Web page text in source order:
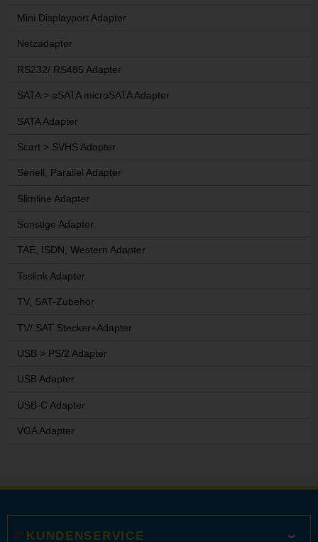
Mini Displayport Adapter
Netzadapter
RS232/ RS485 Adapter
SATA > eSATA microSATA Adapter
SATA Adapter
Scart > SVHS Adapter
Seriell, Parallel Adapter
Slimline Adapter
Sonstige Adapter
TAE, ISDN, Western Adapter
Toslink Adapter
TV, SAT-Zubehör
TV/ SAT Stecker+Adapter
USB > PS/2 Adapter
USB Adapter
USB-C Adapter
VGA Adapter
KUNDENSERVICE